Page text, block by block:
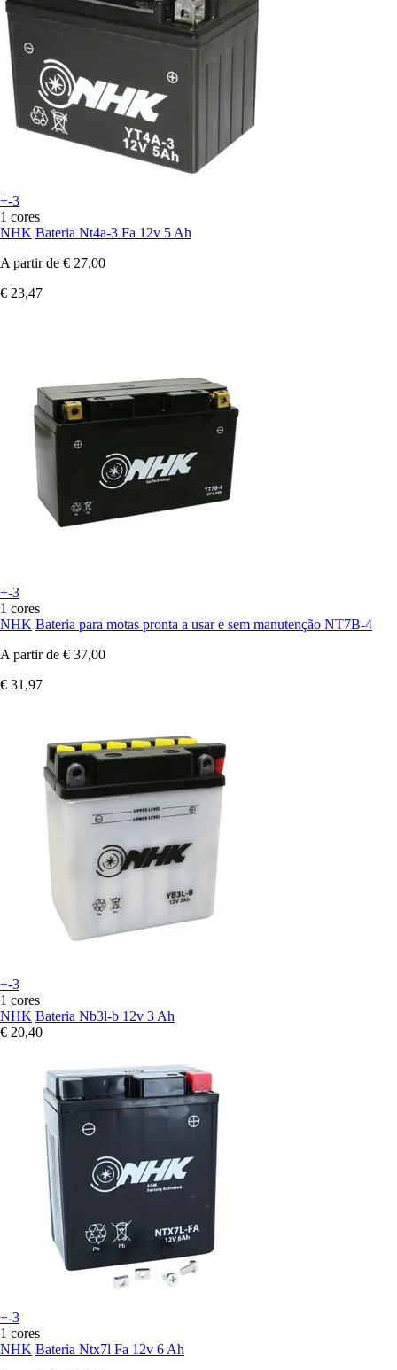
+-3
1 cores
NHK Bateria Nt4a-3 Fa 12v 5 Ah
A partir de € 27,00
€ 23,47
+-3
1 cores
NHK Bateria para motas pronta a usar e sem manutenção NT7B-4
A partir de € 37,00
€ 31,97
+-3
1 cores
NHK Bateria Nb3l-b 12v 3 Ah
€ 20,40
+-3
1 cores
NHK Bateria Ntx7l Fa 12v 6 Ah